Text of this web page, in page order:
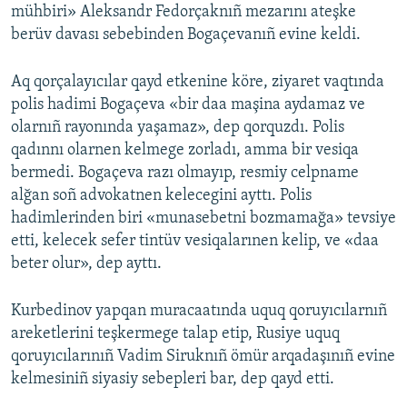
mühbiri» Aleksandr Fedorçaknıñ mezarını ateşke
berüv davası sebebinden Bogaçevanıñ evine keldi.
Aq qorçalayıcılar qayd etkenine köre, ziyaret vaqtında
polis hadimi Bogaçeva «bir daa maşina aydamaz ve
olarnıñ rayonında yaşamaz», dep qorquzdı. Polis
qadınnı olarnen kelmege zorladı, amma bir vesiqa
bermedi. Bogaçeva razı olmayıp, resmiy celpname
alğan soñ advokatnen kelecegini ayttı. Polis
hadimlerinden biri «munasebetni bozmamağa» tevsiye
etti, kelecek sefer tintüv vesiqalarınen kelip, ve «daa
beter olur», dep ayttı.
Kurbedinov yapqan muracaatında uquq qoruyıcılarnıñ
areketlerini teşkermege talap etip, Rusiye uquq
qoruyıcılarınıñ Vadim Siruknıñ ömür arqadaşınıñ evine
kelmesiniñ siyasiy sebepleri bar, dep qayd etti.